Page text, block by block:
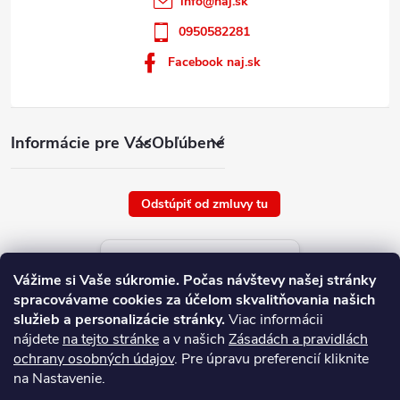
Vážime si Vaše súkromie. Počas návštevy našej stránky
spracovávame cookies za účelom skvalitňovania našich
služieb a personalizácie stránky.Viac informácii
nájdete na tejto stránke a v našich Zásadách a pravidlách
ochrany osobných údajov. Pre úpravu preferencií kliknite
na Nastavenie.
Informácie pre VásObľúbené
0950582281
Facebook naj.sk
Odstúpiť od zmluvy tu
Aktuálne ceny tovaru
platné od : 6/8/2026